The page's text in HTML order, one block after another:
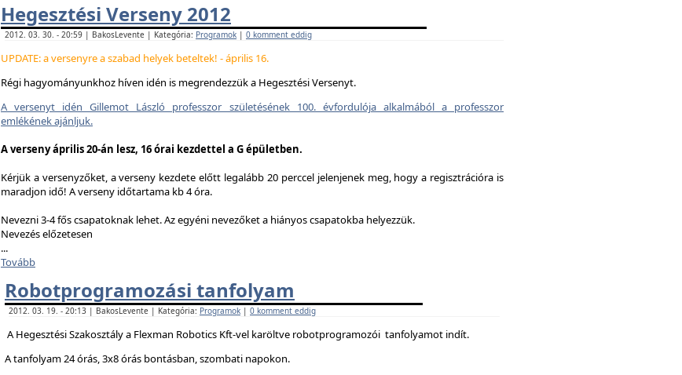
Hegesztési Verseny 2012
2012. 03. 30. - 20:59 | BakosLevente | Kategória: Programok | 0 komment eddig
UPDATE: a versenyre a szabad helyek beteltek! - április 16.
Régi hagyományunkhoz híven idén is megrendezzük a Hegesztési Versenyt.
A versenyt idén Gillemot László professzor születésének 100. évfordulója alkalmából a professzor
emlékének ajánljuk.
A verseny április 20-án lesz, 16 órai kezdettel a G épületben.
Kérjük a versenyzőket, a verseny kezdete előtt legalább 20 perccel jelenjenek meg, hogy a regisztrációra is
maradjon idő! A verseny időtartama kb 4 óra.
Nevezni 3-4 fős csapatoknak lehet. Az egyéni nevezőket a hiányos csapatokba helyezzük.
Nevezés előzetesen
...
Tovább
Robotprogramozási tanfolyam
2012. 03. 19. - 20:13 | BakosLevente | Kategória: Programok | 0 komment eddig
A Hegesztési Szakosztály a Flexman Robotics Kft-vel karöltve robotprogramozói tanfolyamot indít.
A tanfolyam 24 órás, 3x8 órás bontásban, szombati napokon.